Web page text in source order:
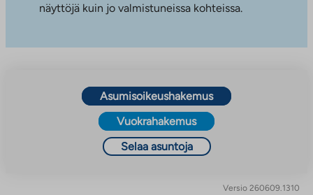
näyttöjä kuin jo valmistuneissa kohteissa.
Asumisoikeushakemus
Vuokrahakemus
Selaa asuntoja
Versio 260609.1310